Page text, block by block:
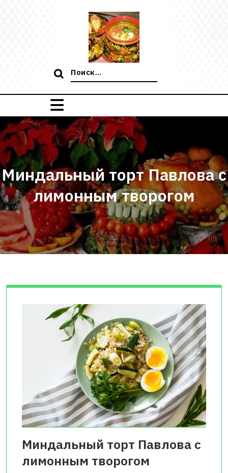
Поиск:
Миндальный торт Павлова с
лимонным творогом
Миндальный торт Павлова с
лимонным творогом